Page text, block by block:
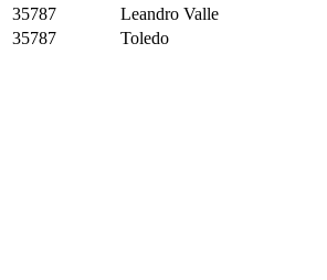
35787
Leandro Valle
35787
Toledo